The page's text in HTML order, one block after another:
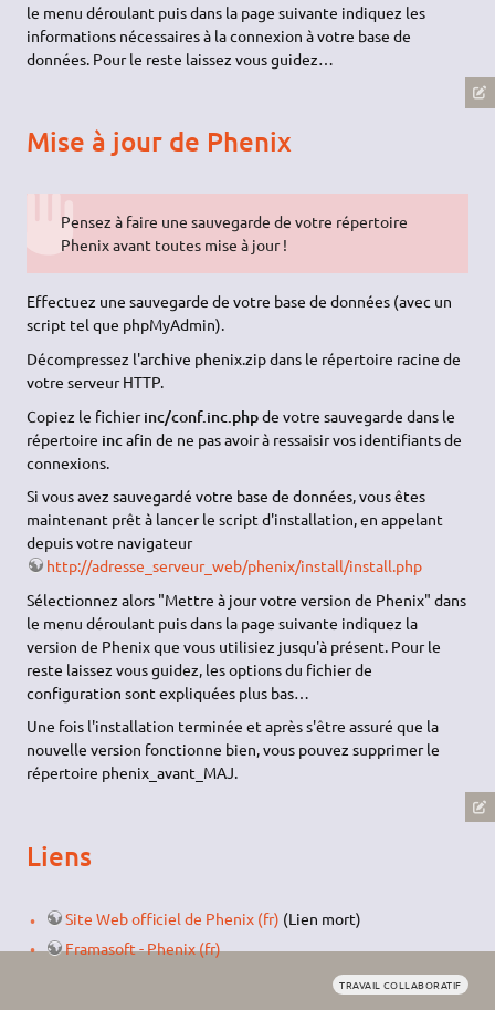
le menu déroulant puis dans la page suivante indiquez les
informations nécessaires à la connexion à votre base de
données. Pour le reste laissez vous guidez…
Mise à jour de Phenix
Pensez à faire une sauvegarde de votre répertoire
Phenix avant toutes mise à jour !
Effectuez une sauvegarde de votre base de données (avec un
script tel que phpMyAdmin).
Décompressez l'archive phenix.zip dans le répertoire racine de
votre serveur HTTP.
Copiez le fichierinc/conf.inc.phpde votre sauvegarde dans le
répertoire inc afin de ne pas avoir à ressaisir vos identifiants de
connexions.
Si vous avez sauvegardé votre base de données, vous êtes
maintenant prêt à lancer le script d'installation, en appelant
depuis votre navigateur
http://adresse_serveur_web/phenix/install/install.php
Sélectionnez alors "Mettre à jour votre version de Phenix" dans
le menu déroulant puis dans la page suivante indiquez la
version de Phenix que vous utilisiez jusqu'à présent. Pour le
reste laissez vous guidez, les options du fichier de
configuration sont expliquées plus bas…
Une fois l'installation terminée et après s'être assuré que la
nouvelle version fonctionne bien, vous pouvez supprimer le
répertoire phenix_avant_MAJ.
Liens
Site Web officiel de Phenix (fr) (Lien mort)
Framasoft - Phenix (fr)
TRAVAIL COLLABORATIF